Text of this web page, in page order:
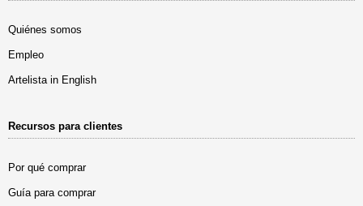
Quiénes somos
Empleo
Artelista in English
Recursos para clientes
Por qué comprar
Guía para comprar